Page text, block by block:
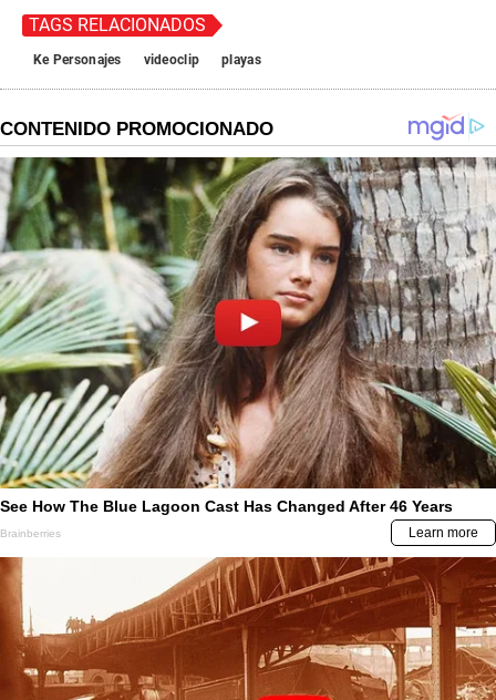
TAGS RELACIONADOS
Ke Personajes videoclip playas